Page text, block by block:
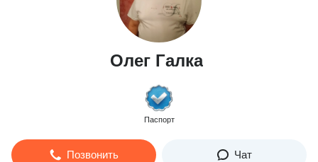
Олег Галка
Паспорт
Позвонить Чат